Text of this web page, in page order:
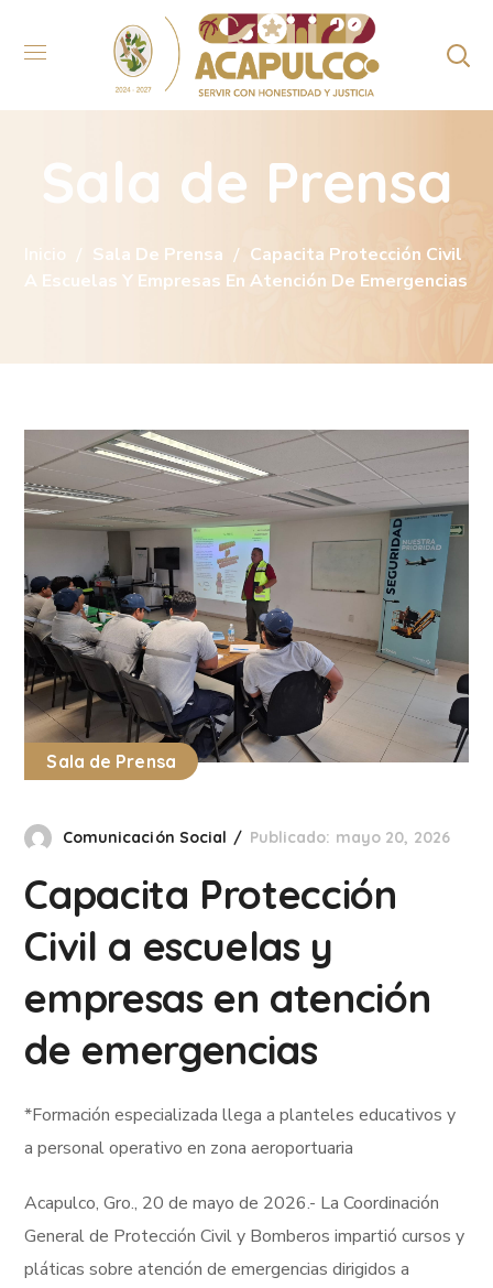
Sala de Prensa
Inicio Sala De Prensa
Capacita Protección Civil
A Escuelas Y Empresas En Atención De Emergencias
Sala de Prensa
Comunicación Social Publicado: mayo 20, 2026
Capacita Protección
Civil a escuelas y
empresas en atención
de emergencias
*Formación especializada llega a planteles educativos y
a personal operativo en zona aeroportuaria
Acapulco, Gro., 20 de mayo de 2026.- La Coordinación
General de Protección Civil y Bomberos impartió cursos y
pláticas sobre atención de emergencias dirigidos a